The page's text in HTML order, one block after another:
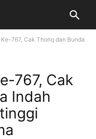
767, Cak Thoriq dan Bunda
767, Cak
Indah